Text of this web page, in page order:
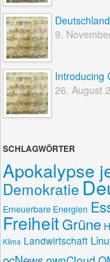
9.
Introducing
26. August
SCHLAGWÖRTER
Apokalypse
Demokratie
Erneuerbare Energien
FreiheitGrüne
Klima Landwirtschaft